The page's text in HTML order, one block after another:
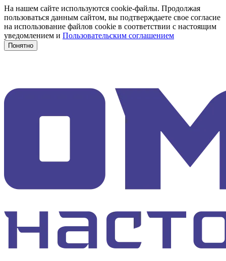
На нашем сайте используются cookie-файлы. Продолжая
пользоваться данным сайтом, вы подтверждаете свое согласие
на использование файлов cookie в соответствии с настоящим
уведомлением и Пользовательским соглашением
Понятно